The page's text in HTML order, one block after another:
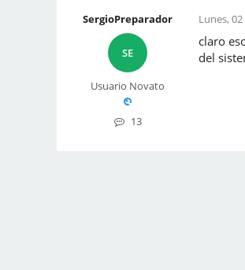
SergioPreparador
SE
Usuario Novato
13
Lunes,
claro
del